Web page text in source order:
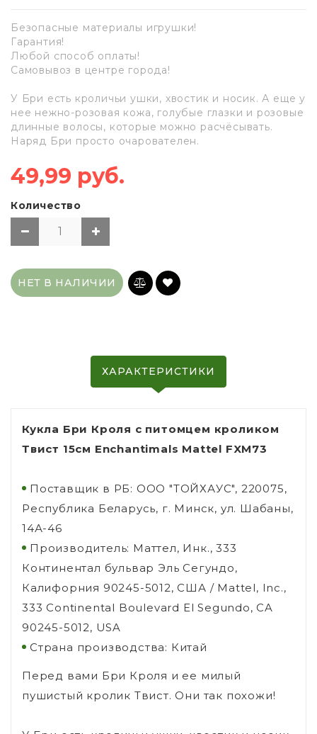
Безопасные материалы игрушки!
Гарантия!
Любой способ оплаты!
Самовывоз в центре города!
У Бри есть кроличьи ушки, хвостик и носик. А еще у
нее нежно-розовая кожа, голубые глазки и розовые
длинные волосы, которые можно расчёсывать.
Наряд Бри просто очарователен.
49,99 руб.
Количество
НЕТ В НАЛИЧИИ
ХАРАКТЕРИСТИКИ
Кукла Бри Кроля с питомцем кроликом
Твист 15см Enchantimals Mattel FXM73
Поставщик в РБ: ООО "ТОЙХАУС", 220075,
Республика Беларусь, г. Минск, ул. Шабаны,
14А-46
Производитель: Маттел, Инк., 333
Континентал бульвар Эль Сегундо,
Калифорния 90245-5012, США / Mattel, Inc.,
333 Continental Boulevard El Segundo, CA
90245-5012, USA
Страна производства: Китай
Перед вами Бри Кроля и ее милый
пушистый кролик Твист. Они так похожи!